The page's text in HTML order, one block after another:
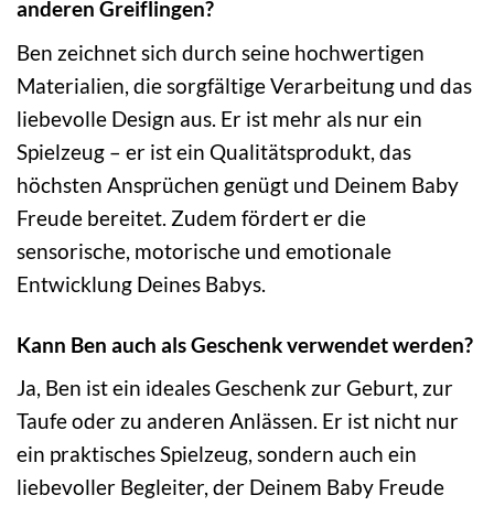
anderen Greiflingen?
Ben zeichnet sich durch seine hochwertigen
Materialien, die sorgfältige Verarbeitung und das
liebevolle Design aus. Er ist mehr als nur ein
Spielzeug – er ist ein Qualitätsprodukt, das
höchsten Ansprüchen genügt und Deinem Baby
Freude bereitet. Zudem fördert er die
sensorische, motorische und emotionale
Entwicklung Deines Babys.
Kann Ben auch als Geschenk verwendet werden?
Ja, Ben ist ein ideales Geschenk zur Geburt, zur
Taufe oder zu anderen Anlässen. Er ist nicht nur
ein praktisches Spielzeug, sondern auch ein
liebevoller Begleiter, der Deinem Baby Freude